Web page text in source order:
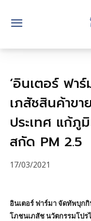
‘อินเตอร์ ฟา
เภสัชสินค้าข
ประเทศ แก้ภู
สกัด PM 2.5
17/03/2021
อินเตอร์ ฟาร์มา จัดทัพบุก
โภชนเภสัช นวัตกรรมโปร